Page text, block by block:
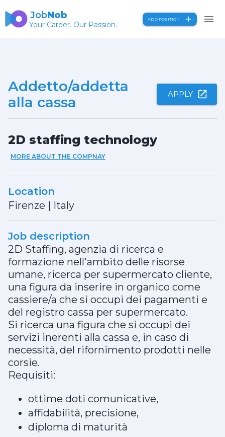
JobNob
Your Career. Our Passion.
ADD POSITION
Addetto/addetta
alla cassa
APPLY
2D staffing technology
MORE ABOUT THE COMPNAY
Location
Firenze | Italy
Job description
2D Staffing, agenzia di ricerca e
formazione nell'ambito delle risorse
umane, ricerca per supermercato cliente,
una figura da inserire in organico come
cassiere/a che si occupi dei pagamenti e
del registro cassa per supermercato.
Si ricerca una figura che si occupi dei
servizi inerenti alla cassa e, in caso di
necessità, del rifornimento prodotti nelle
corsie.
Requisiti:
ottime doti comunicative,
affidabilità, precisione,
diploma di maturità